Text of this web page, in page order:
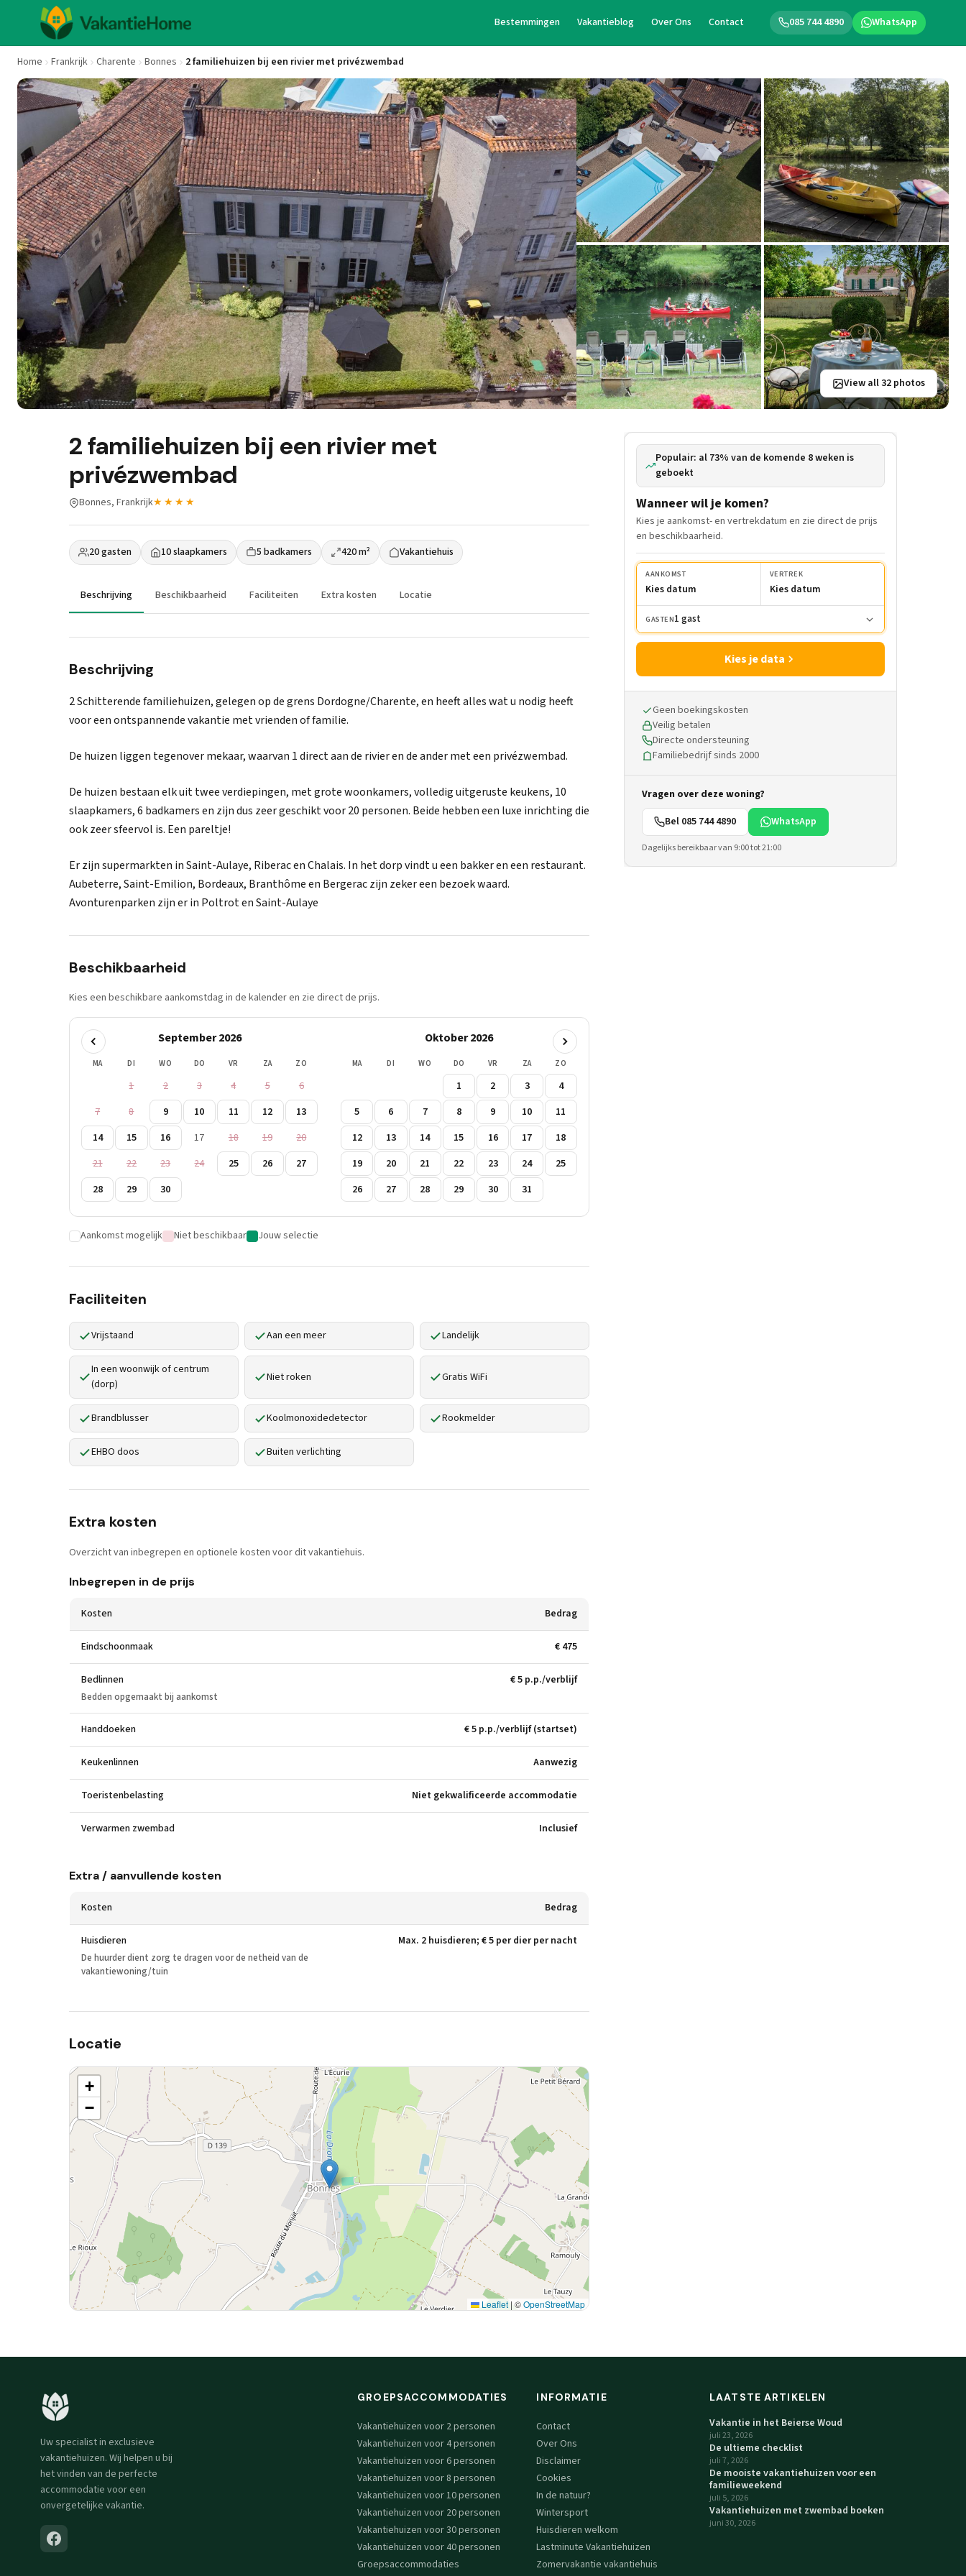
085 744 4890 WhatsApp
Bestemmingen Vakantieblog Over Ons Contact
Home Frankrijk Charente Bonnes 2 familiehuizen bij een rivier met privézwembad
View all 32 photos
2 familiehuizen bij een rivier met
privézwembad
Bonnes, Frankrijk★★★★
20 gasten 10 slaapkamers 5 badkamers 420 m² Vakantiehuis
Beschrijving Beschikbaarheid Faciliteiten Extra kosten Locatie
Beschrijving
2 Schitterende familiehuizen, gelegen op de grens Dordogne/Charente, en heeft alles wat u nodig heeft
voor een ontspannende vakantie met vrienden of familie.
De huizen liggen tegenover mekaar, waarvan 1 direct aan de rivier en de ander met een privézwembad.
De huizen bestaan elk uit twee verdiepingen, met grote woonkamers, volledig uitgeruste keukens, 10
slaapkamers, 6 badkamers en zijn dus zeer geschikt voor 20 personen. Beide hebben een luxe inrichting die
ook zeer sfeervol is. Een pareltje!
Er zijn supermarkten in Saint-Aulaye, Riberac en Chalais. In het dorp vindt u een bakker en een restaurant.
Aubeterre, Saint-Emilion, Bordeaux, Branthôme en Bergerac zijn zeker een bezoek waard.
Avonturenparken zijn er in Poltrot en Saint-Aulaye
Beschikbaarheid
Kies een beschikbare aankomstdag in de kalender en zie direct de prijs.
September 2026
MA DI WO DO VR ZA ZO
1 2 3 4 5
6
7
8 9 10 11 12
13
14
15 16 17 18 19
20
21
22 23 24 25 26
27
28
29 30
Oktober 2026
MA DI WO DO VR ZA ZO
1 2 3
4
5
6 7 8 9 10
11
12
13 14 15 16 17
18
19
20 21 22 23 24
25
26
27 28 29 30 31
Aankomst mogelijk Niet beschikbaar Jouw selectie
Faciliteiten
Vrijstaand Aan een meer Landelijk
In een woonwijk of centrum
(dorp)
Niet roken Gratis WiFi
Brandblusser Koolmonoxidedetector Rookmelder
EHBO doos Buiten verlichting
Extra kosten
Overzicht van inbegrepen en optionele kosten voor dit vakantiehuis.
Inbegrepen in de prijs
Kosten Bedrag
Eindschoonmaak € 475
Bedlinnen
Bedden opgemaakt bij aankomst
€ 5 p.p./verblijf
Handdoeken € 5 p.p./verblijf (startset)
Keukenlinnen Aanwezig
Toeristenbelasting Niet gekwalificeerde accommodatie
Verwarmen zwembad Inclusief
Extra / aanvullende kosten
Kosten Bedrag
Huisdieren
De huurder dient zorg te dragen voor de netheid van de
vakantiewoning/tuin
Max. 2 huisdieren; € 5 per dier per nacht
Locatie
+
−
Leaflet | ©OpenStreetMap
Populair: al 73% van de komende 8 weken is
geboekt
Wanneer wil je komen?
Kies je aankomst- en vertrekdatum en zie direct de prijs
en beschikbaarheid.
AANKOMST
Kies datum
VERTREK
Kies datum
GASTEN1 gast
Kies je data
Geen boekingskosten
Veilig betalen
Directe ondersteuning
Familiebedrijf sinds 2000
Vragen over deze woning?
Bel 085 744 4890
WhatsApp
Dagelijks bereikbaar van 9:00 tot 21:00
Uw specialist in exclusieve
vakantiehuizen. Wij helpen u bij
het vinden van de perfecte
accommodatie voor een
onvergetelijke vakantie.
GROEPSACCOMMODATIES
Vakantiehuizen voor 2 personen
Vakantiehuizen voor 4 personen
Vakantiehuizen voor 6 personen
Vakantiehuizen voor 8 personen
Vakantiehuizen voor 10 personen
Vakantiehuizen voor 20 personen
Vakantiehuizen voor 30 personen
Vakantiehuizen voor 40 personen
Groepsaccommodaties
INFORMATIE
Contact
Over Ons
Disclaimer
Cookies
In de natuur?
Wintersport
Huisdieren welkom
Lastminute Vakantiehuizen
Zomervakantie vakantiehuis
LAATSTE ARTIKELEN
Vakantie in het Beierse Woud
juli 23, 2026
De ultieme checklist
juli 7, 2026
De mooiste vakantiehuizen voor een
familieweekend
juli 5, 2026
Vakantiehuizen met zwembad boeken
juni 30, 2026